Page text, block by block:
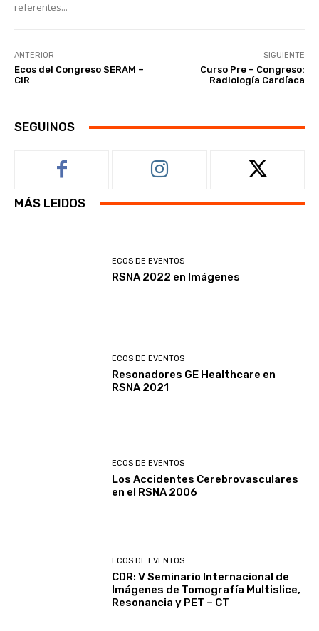
referentes...
ANTERIOR
Ecos del Congreso SERAM –
CIR
SIGUIENTE
Curso Pre – Congreso:
Radiología Cardíaca
SEGUINOS
MÁS LEIDOS
ECOS DE EVENTOS
RSNA 2022 en Imágenes
ECOS DE EVENTOS
Resonadores GE Healthcare en
RSNA 2021
ECOS DE EVENTOS
Los Accidentes Cerebrovasculares
en el RSNA 2006
ECOS DE EVENTOS
CDR: V Seminario Internacional de
Imágenes de Tomografía Multislice,
Resonancia y PET – CT